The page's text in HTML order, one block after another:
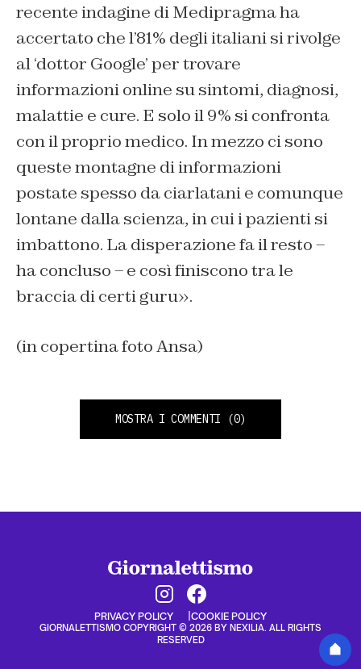
recente indagine di Medipragma ha
accertato che l’81% degli italiani si rivolge
al ‘dottor Google’ per trovare
informazioni online su sintomi, diagnosi,
malattie e cure. E solo il 9% si confronta
con il proprio medico. In mezzo ci sono
queste montagne di informazioni
postate spesso da ciarlatani e comunque
lontane dalla scienza, in cui i pazienti si
imbattono. La disperazione fa il resto –
ha concluso – e così finiscono tra le
braccia di certi guru».
(in copertina foto Ansa)
MOSTRA I COMMENTI (0)
PRIVACY POLICY COOKIE POLICY
GIORNALETTISMO COPYRIGHT © 2026 BY NEXILIA. ALL RIGHTS
RESERVED